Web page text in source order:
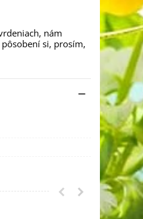
nám
si, prosím,